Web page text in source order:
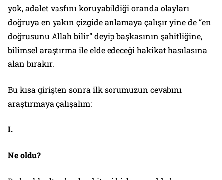
yok, adalet vasfını koruyabildiği oranda olayları
doğruya en yakın çizgide anlamaya çalışır yine de “en
doğrusunu Allah bilir” deyip başkasının şahitliğine,
bilimsel araştırma ile elde edeceği hakikat hasılasına
alan bırakır.
Bu kısa girişten sonra ilk sorumuzun cevabını
araştırmaya çalışalım:
I.
Ne oldu?